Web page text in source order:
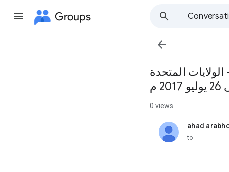
Groups

المتحدة
0 views
ahad
unread,
to